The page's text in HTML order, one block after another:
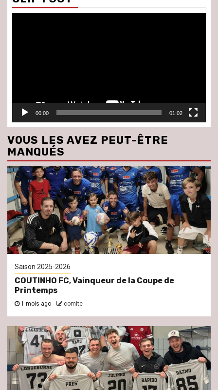
00:00 01:02
VOUS LES AVEZ PEUT-ÊTRE
MANQUÉS
Saison 2025-2026
COUTINHO FC, Vainqueur de la Coupe de
Printemps
1 mois ago comite